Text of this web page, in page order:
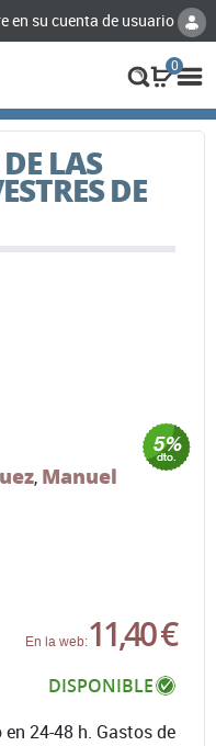
en su cuenta de usuario
0
LAS
DE
, Manuel
En la web:11,40 €
DISPONIBLE
24-48 h. Gastos de